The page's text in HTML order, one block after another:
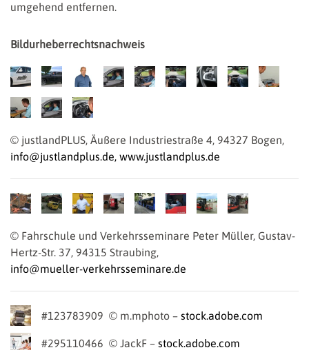
umgehend entfernen.
Bildurheberrechtsnachweis
© justlandPLUS, Äußere Industriestraße 4, 94327 Bogen,
info@justlandplus.de, www.justlandplus.de
© Fahrschule und Verkehrsseminare Peter Müller, Gustav-
Hertz-Str. 37, 94315 Straubing,
info@mueller-verkehrsseminare.de
#123783909 © m.mphoto – stock.adobe.com
#295110466 © JackF – stock.adobe.com